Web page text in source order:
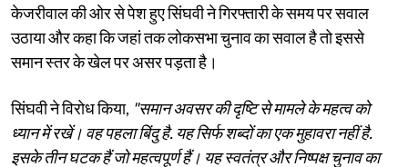
केजरीवाल की ओर से पेश हुए सिंघवी ने गिरफ्तारी के समय पर सवाल
उठाया और कहा कि जहां तक लोकसभा चुनाव का सवाल है तो इससे
समान स्तर के खेल पर असर पड़ता है।
सिंघवी ने विरोध किया, "समान अवसर की दृष्टि से मामले के महत्व को
ध्यान में रखें। वह पहला बिंदु है. यह सिर्फ शब्दों का एक मुहावरा नहीं है.
इसके तीन घटक हैं जो महत्वपूर्ण हैं। यह स्वतंत्र और निष्पक्ष चुनाव का